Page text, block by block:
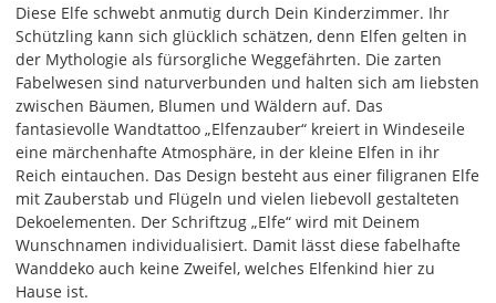
die
Farbvorschau
entsprechend
Deiner
Farbauswahl.
Hier
kannst
Du
die
Größe
Deines
Wandtattoos
Diese Elfe schwebt anmutig durch Dein Kinderzimmer. Ihr
Schützling kann sich glücklich schätzen, denn Elfen gelten in
der Mythologie als fürsorgliche Weggefährten. Die zarten
Fabelwesen sind naturverbunden und halten sich am liebsten
zwischen Bäumen, Blumen und Wäldern auf. Das
fantasievolle Wandtattoo „Elfenzauber“ kreiert in Windeseile
eine märchenhafte Atmosphäre, in der kleine Elfen in ihr
Reich eintauchen. Das Design besteht aus einer filigranen Elfe
mit Zauberstab und Flügeln und vielen liebevoll gestalteten
Dekoelementen. Der Schriftzug „Elfe“ wird mit Deinem
Wunschnamen individualisiert. Damit lässt diese fabelhafte
Wanddeko auch keine Zweifel, welches Elfenkind hier zu
Hause ist.